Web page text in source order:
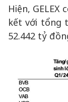
Hiện,
kết với tổng
52.442 tỷ